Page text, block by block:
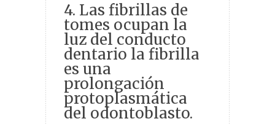
4. Las fibrillas de
tomes ocupan la
luz del conducto
dentario la fibrilla
es una
prolongación
protoplasmática
del odontoblasto.